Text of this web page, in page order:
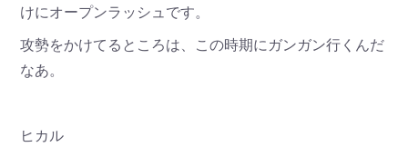
けにオープンラッシュです。
攻勢をかけてるところは、この時期にガンガン行くんだ
なあ。
ヒカル